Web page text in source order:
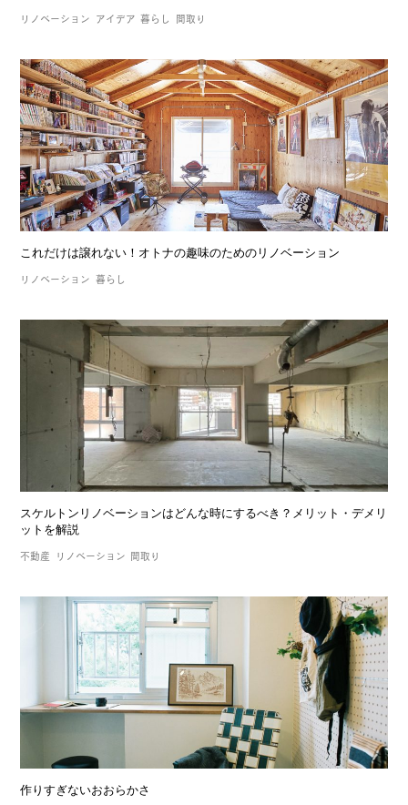
リノベーション アイデア 暮らし 間取り
これだけは譲れない！オトナの趣味のためのリノベーション
リノベーション 暮らし
スケルトンリノベーションはどんな時にするべき？メリット・デメリ
ットを解説
不動産 リノベーション 間取り
作りすぎないおおらかさ